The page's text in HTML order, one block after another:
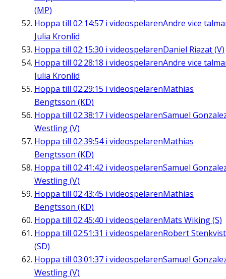
(MP)
Hoppa till 02:14:57 i videospelarenAndre vice
Julia Kronlid
Hoppa till 02:15:30 i videospelarenDaniel Riazat (V)
Hoppa till 02:28:18 i videospelarenAndre vice
Julia Kronlid
Hoppa till 02:29:15 i videospelarenMathias
Bengtsson (KD)
Hoppa till 02:38:17 i videospelarenSamuel
Westling (V)
Hoppa till 02:39:54i videospelarenMathias
Bengtsson (KD)
Hoppa till 02:41:42 i videospelarenSamuel
Westling (V)
Hoppa till 02:43:45 i videospelarenMathias
Bengtsson (KD)
Hoppa till 02:45:40 i videospelarenMats Wiking (S)
Hoppa till 02:51:31 i videospelarenRobert Stenkvist
(SD)
Hoppa till 03:01:37 i videospelarenSamuel
Westling (V)